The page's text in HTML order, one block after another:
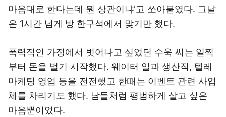
마음대로 한다는데 뭔 상관이냐'고 쏘아붙였다. 그날
은 1시간 넘게 방 한구석에서 맞기만 했다.
폭력적인 가정에서 벗어나고 싶었던 수욱 씨는 일찍
부터 돈을 벌기 시작했다. 웨이터 일과 생산직, 텔레
마케팅 영업 등을 전전했고 한때는 이벤트 관련 사업
체를 차리기도 했다. 남들처럼 평범하게 살고 싶은
마음뿐이었다.